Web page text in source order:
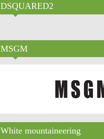
DSQUARED2
MSGM
White mountaineering